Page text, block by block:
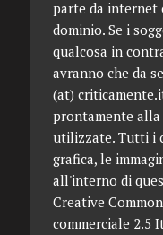
parte da internet
dominio. Se i
qualcosa in
avranno che da
(at)
prontamente
utilizzate. Tutti i
grafica, le
all'interno di
Creative
commerciale 2.5